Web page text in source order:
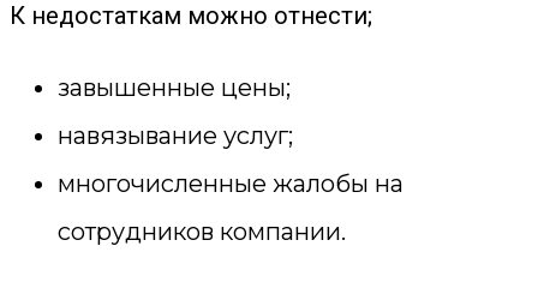
К недостаткам можно отнести;
завышенные цены;
навязывание услуг;
многочисленные жалобы на
сотрудников компании.